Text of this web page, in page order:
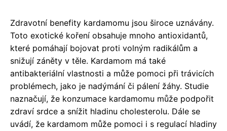
Zdravotní benefity kardamomu jsou široce uznávány.
Toto exotické koření obsahuje mnoho antioxidantů,
které pomáhají bojovat proti volným radikálům a
snižují záněty v těle. Kardamom má také
antibakteriální vlastnosti a může pomoci při trávicích
problémech, jako je nadýmání či pálení žáhy. Studie
naznačují, že konzumace kardamomu může podpořit
zdraví srdce a snížit hladinu cholesterolu. Dále se
uvádí, že kardamom může pomoci i s regulací hladiny